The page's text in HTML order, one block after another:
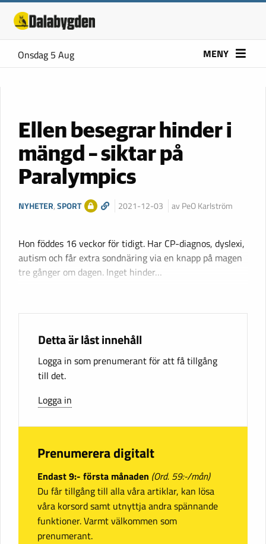
Onsdag 5 Aug MENY
Ellen besegrar hinder i
mängd – siktar på
Paralympics
NYHETER,SPORT 2021-12-03 av PeO Karlström
Hon föddes 16 veckor för tidigt. Har CP-diagnos, dyslexi,
autism och får extra sondnäring via en knapp på magen
tre gånger om dagen. Inget hinder…
Detta är låst innehåll
Logga in som prenumerant för att få tillgång
till det.
Logga in
Prenumerera digitalt
Endast 9:- första månaden (Ord. 59:-/mån)
Du får tillgång till alla våra artiklar, kan lösa
våra korsord samt utnyttja andra spännande
funktioner. Varmt välkommen som
prenumerant.